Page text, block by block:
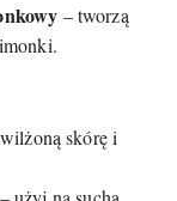
– tworzą
skórę i